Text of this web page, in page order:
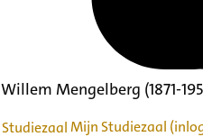
Willem Mengelberg (1871-
Mijn Studiezaal